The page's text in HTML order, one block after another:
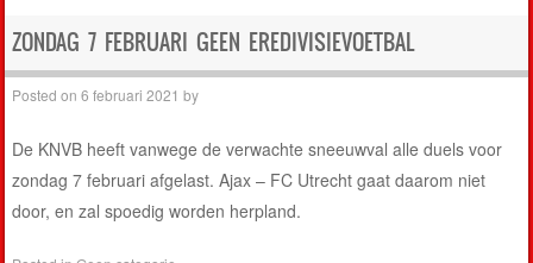
ZONDAG 7 FEBRUARI GEEN EREDIVISIEVOETBAL
Posted on6 februari 2021 by
De KNVB heeft vanwege de verwachte sneeuwval alle duels voor
zondag 7 februari afgelast. Ajax – FC Utrecht gaat daarom niet
door, en zal spoedig worden herpland.